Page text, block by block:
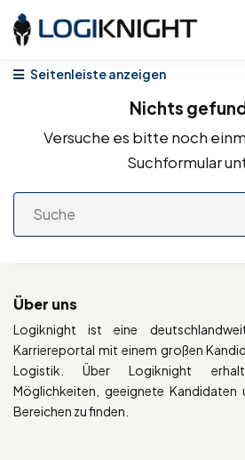
Seitenleiste anzeigen
Nichts
Versuche es bitte noch
Suchformular
Über uns
Logiknight ist eine
Karriereportal mit einem großen
Logistik. Über Logiknight
Möglichkeiten, geeignete Kandidaten
Bereichen zu finden.